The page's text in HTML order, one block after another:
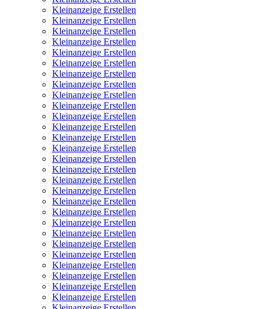
Kleinanzeige Erstellen
Kleinanzeige Erstellen
Kleinanzeige Erstellen
Kleinanzeige Erstellen
Kleinanzeige Erstellen
Kleinanzeige Erstellen
Kleinanzeige Erstellen
Kleinanzeige Erstellen
Kleinanzeige Erstellen
Kleinanzeige Erstellen
Kleinanzeige Erstellen
Kleinanzeige Erstellen
Kleinanzeige Erstellen
Kleinanzeige Erstellen
Kleinanzeige Erstellen
Kleinanzeige Erstellen
Kleinanzeige Erstellen
Kleinanzeige Erstellen
Kleinanzeige Erstellen
Kleinanzeige Erstellen
Kleinanzeige Erstellen
Kleinanzeige Erstellen
Kleinanzeige Erstellen
Kleinanzeige Erstellen
Kleinanzeige Erstellen
Kleinanzeige Erstellen
Kleinanzeige Erstellen
Kleinanzeige Erstellen